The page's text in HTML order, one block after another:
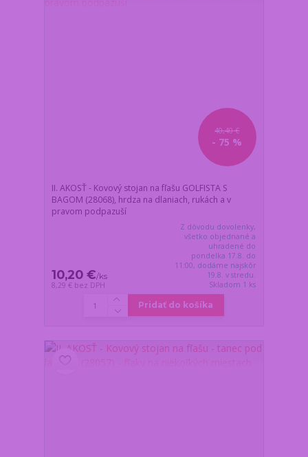
40,40 €
- 75 %
II. AKOSŤ - Kovový stojan na fľašu GOLFISTA S
BAGOM (28068), hrdza na dlaniach, rukách a v
pravom podpazuší
10,20 €/ks
8,29 € bez DPH
Z dôvodu dovolenky,
všetko objednané a
uhradené do
pondelka 17.8. do
11:00, dodáme najskôr
19.8. v stredu.
Skladom 1 ks
Pridať do košíka